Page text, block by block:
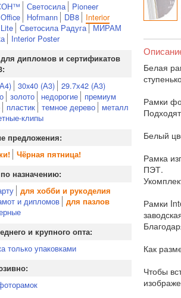
Светосила
Pioneer
Hofmann DB8
Interior
Светосила Радуга МИРАМ
Interior Poster
дипломов и сертификатов
30x40 (А3) 29.7х42 (А3)
золото недорогие
премиум
пластик темное дерево
металл
клипы
предложения:
Чёрная пятница!
назначению:
для хобби и рукоделия
и дипломов для пазлов
и крупного опта:
только упаковками
Белая
Рамки
Белый
Рамка
ПЭТ.
Рамки
Как
Чтобы